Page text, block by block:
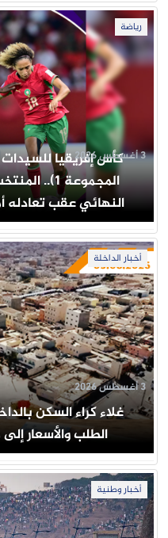
رياضة
المجموعة
النهائي عقب تعادله
3 أغسطس 2026
أخبار الداخلة
غلاء كراء السكن
الطلب والأسعار
3 أغسطس 2026
أخبار وطنية